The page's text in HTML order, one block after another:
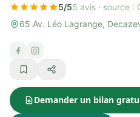
5/55 avis · source :
65 Av. Léo Lagrange,
Demander un bilan